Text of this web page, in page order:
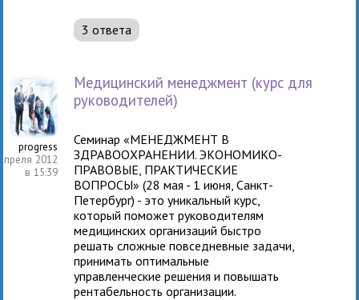
3 ответа
progress
2012
в 15:39
Медицинский менеджмент (курс для
руководителей)
Семинар «МЕНЕДЖМЕНТ В
ЗДРАВООХРАНЕНИИ. ЭКОНОМИКО-
ПРАВОВЫЕ, ПРАКТИЧЕСКИЕ
ВОПРОСЫ» (28 мая - 1 июня, Санкт-
Петербург) - это уникальный курс,
который поможет руководителям
медицинских организаций быстро
решать сложные повседневные задачи,
принимать оптимальные
управленческие решения и повышать
рентабельность организации.